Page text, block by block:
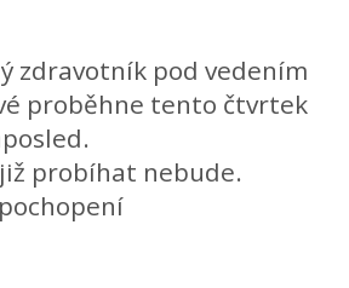
zdravotník pod vedením
proběhne tento čtvrtek
probíhat nebude.